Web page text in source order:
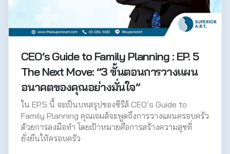
CEO’s Guide to Family Planning : EP. 5
The Next Move: “3 ขั้นตอนการวางแผน
อนาคตของคุณอย่างมั่นใจ”
ใน EP.5 นี้ จะเป็นบทสรุปของซีรีส์ CEO’s Guide to
Family Planning คุณเจมส์จะพูดถึงการวางแผนครอบครัว
ด้วยการลงมือทำ โดยเป้าหมายคือการสร้างความสุขที่
ยั่งยืนให้ครอบครัว